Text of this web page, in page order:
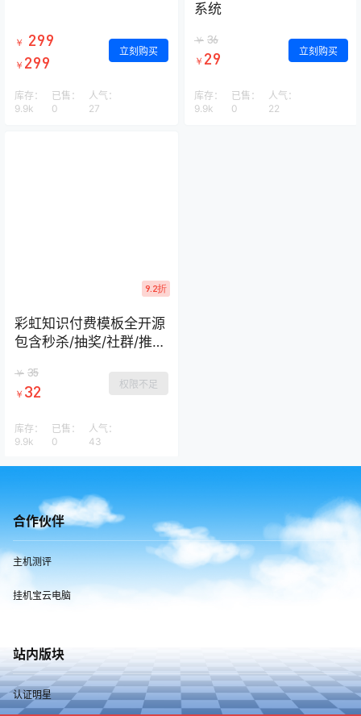
￥ 299
￥ 299
立刻购买
库存：
9.9k
已售：
0
人气：
27
系统
￥ 36
￥ 29 立刻购买
库存：
9.9k
已售：
0
人气：
22
9.2折
彩虹知识付费模板全开源
包含秒杀/抽奖/社群/推送
￥ 35
￥ 32 权限不足
库存：
9.9k
已售：
0
人气：
43
合作伙伴
主机测评
挂机宝云电脑
站内版块
认证明星